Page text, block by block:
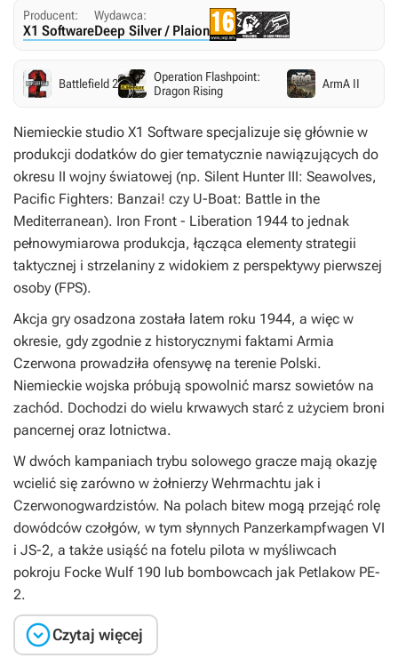
Producent:
X1 Software
Wydawca:
Deep Silver / Plaion
Battlefield 2
Operation Flashpoint:
Dragon Rising
ArmA II
Niemieckie studio X1 Software specjalizuje się głównie w
produkcji dodatków do gier tematycznie nawiązujących do
okresu II wojny światowej (np. Silent Hunter III: Seawolves,
Pacific Fighters: Banzai! czy U-Boat: Battle in the
Mediterranean). Iron Front - Liberation 1944 to jednak
pełnowymiarowa produkcja, łącząca elementy strategii
taktycznej i strzelaniny z widokiem z perspektywy pierwszej
osoby (FPS).
Akcja gry osadzona została latem roku 1944, a więc w
okresie, gdy zgodnie z historycznymi faktami Armia
Czerwona prowadziła ofensywę na terenie Polski.
Niemieckie wojska próbują spowolnić marsz sowietów na
zachód. Dochodzi do wielu krwawych starć z użyciem broni
pancernej oraz lotnictwa.
W dwóch kampaniach trybu solowego gracze mają okazję
wcielić się zarówno w żołnierzy Wehrmachtu jak i
Czerwonogwardzistów. Na polach bitew mogą przejąć rolę
dowódców czołgów, w tym słynnych Panzerkampfwagen VI
i JS-2, a także usiąść na fotelu pilota w myśliwcach
pokroju Focke Wulf 190 lub bombowcach jak Petlakow PE-
2.
Czytaj więcej